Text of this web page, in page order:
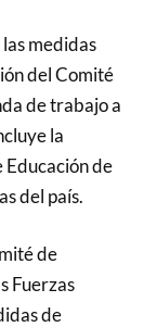
medidas
del Comité
de trabajo a
la
de
del país.
de
Fuerzas
de